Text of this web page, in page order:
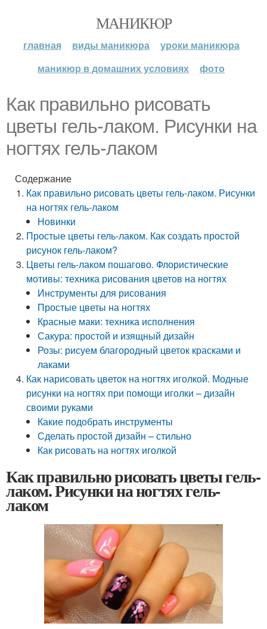
МАНИКЮР
главная виды маникюра
уроки маникюра
маникюр в домашних условиях
фото
Как правильно рисовать
цветы гель-лаком. Рисунки на
ногтях гель-лаком
Содержание
Как правильно рисовать цветы гель-лаком. Рисунки
на ногтях гель-лаком
Новинки
Простые цветы гель-лаком. Как создать простой
рисунок гель-лаком?
Цветы гель-лаком пошагово. Флористические
мотивы: техника рисования цветов на ногтях
Инструменты для рисования
Простые цветы на ногтях
Красные маки: техника исполнения
Сакура: простой и изящный дизайн
Розы: рисуем благородный цветок красками и
лаками
Как нарисовать цветок на ногтях иголкой. Модные
рисунки на ногтях при помощи иголки – дизайн
своими руками
Какие подобрать инструменты
Сделать простой дизайн – стильно
Как рисовать на ногтях иголкой
Как правильно рисовать цветы гель-
лаком. Рисунки на ногтях гель-
лаком